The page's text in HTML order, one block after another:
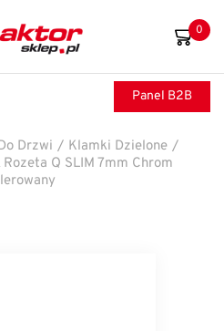
0
Panel B2B
Drzwi / Klamki Dzielone /
Q SLIM 7mm Chrom